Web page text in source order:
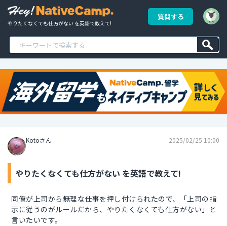
やりたくなくても仕方がない を英語で教えて!
質問する
Kotoさん 2025/02/25 10:00
やりたくなくても仕方がない を英語で教えて!
同僚が上司から無理な仕事を押し付けられたので、「上司の指
示に従うのがルールだから、やりたくなくても仕方がない」と
言いたいです。